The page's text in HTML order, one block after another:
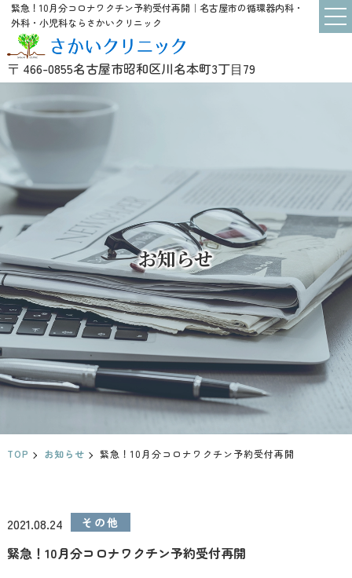
緊急！10月分コロナワクチン予約受付再開｜名古屋市の循環器内科・
外科・小児科ならさかいクリニック
〒 466-0855名古屋市昭和区川名本町3丁⽬79
お知らせ
TOP お知らせ 緊急！10月分コロナワクチン予約受付再開
2021.08.24 その他
緊急！10月分コロナワクチン予約受付再開